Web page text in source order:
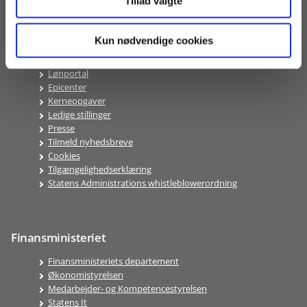
Kun nødvendige cookies
Kundeportalen
Lønportal
Epicenter
Kerneopgaver
Ledige stillinger
Presse
Tilmeld nyhedsbreve
Cookies
Tilgængelighedserklæring
Statens Administrations whistleblowerordning
Finansministeriet
Finansministeriets departement
Økonomistyrelsen
Medarbejder- og Kompetencestyrelsen
Statens It